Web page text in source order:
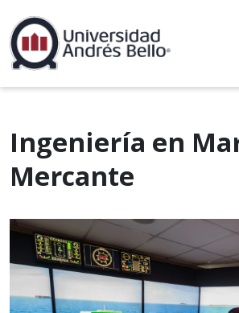
Ingeniería en
Mercante